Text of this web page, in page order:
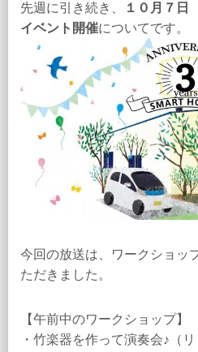
先週に引き続き、 １０月７日
イベント開催についてです。
今回の放送は、ワークショッ
ただきました。
【午前中のワークショップ】
・竹楽器を作って演奏会♪（リ